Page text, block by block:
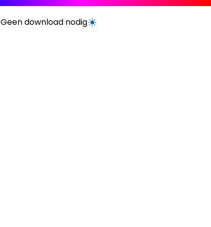
Geen download nodigSchakel licht/donker modus